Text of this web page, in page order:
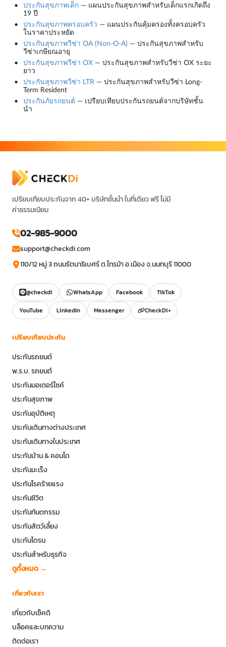
ประกันสุขภาพเด็ก— แผนประกันสุขภาพสำหรับเด็กแรกเกิดถึง
19 ปี
ประกันสุขภาพครอบครัว — แผนประกันคุ้มครองทั้งครอบครัว
ในราคาประหยัด
ประกันสุขภาพวีซ่า OA (Non-O-A) — ประกันสุขภาพสำหรับ
วีซ่าเกษียณอายุ
ประกันสุขภาพวีซ่า OX— ประกันสุขภาพสำหรับวีซ่า OX ระยะ
ยาว
ประกันสุขภาพวีซ่า LTR — ประกันสุขภาพสำหรับวีซ่า Long-
Term Resident
ประกันภัยรถยนต์ — เปรียบเทียบประกันรถยนต์จากบริษัทชั้น
นำ
เปรียบเทียบประกันจาก 40+ บริษัทชั้นนำ ในที่เดียว ฟรี ไม่มี
ค่าธรรมเนียม
02-985-9000
support@checkdi.com
110/12 หมู่ 3 ถนนรัตนาธิเบศร์ ต.ไทรม้า อ.เมือง จ.นนทบุรี 11000
@checkdi WhatsApp Facebook
TikTok
YouTube
LinkedIn Messenger CheckDi+
เปรียบเทียบประกัน
ประกันรถยนต์
พ.ร.บ. รถยนต์
ประกันมอเตอร์ไซค์
ประกันสุขภาพ
ประกันอุบัติเหตุ
ประกันเดินทางต่างประเทศ
ประกันเดินทางในประเทศ
ประกันบ้าน & คอนโด
ประกันมะเร็ง
ประกันโรคร้ายแรง
ประกันชีวิต
ประกันทันตกรรม
ประกันสัตว์เลี้ยง
ประกันโดรน
ประกันสำหรับธุรกิจ
ดูทั้งหมด →
เกี่ยวกับเรา
เกี่ยวกับเช็คดิ
บล็อคและบทความ
ติดต่อเรา